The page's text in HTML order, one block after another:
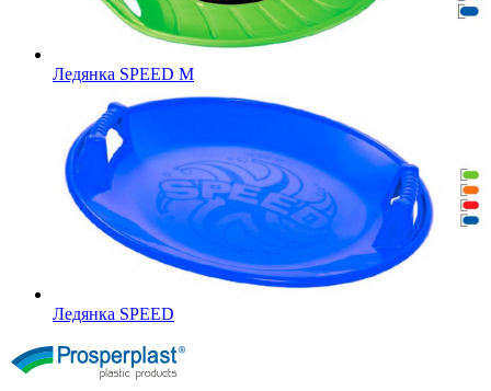
Ледянка SPEED M
Ледянка SPEED